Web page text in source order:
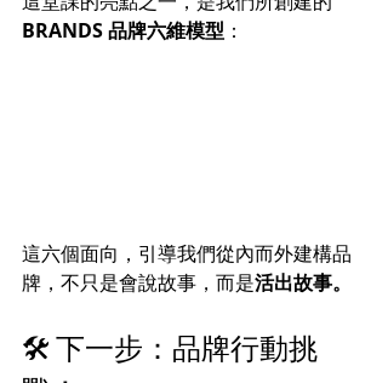
BRANDS 品牌六維模型 ：
這六個面向，引導我們從內而外建構品
牌，不只是會說故事，而是活出故事。
🛠️ 下一步：品牌行動挑